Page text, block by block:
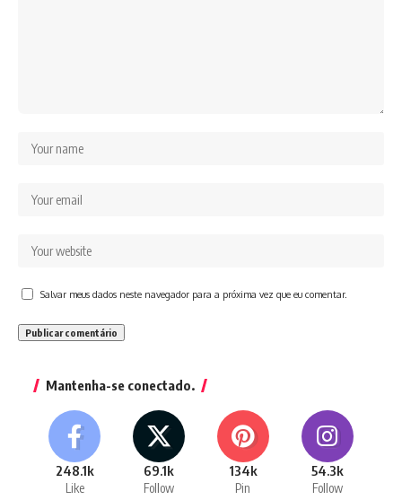
Salvar meus dados neste navegador para a próxima vez que eu comentar.
Mantenha-se conectado.
248.1k
Like
69.1k
Follow
134k
Pin
54.3k
Follow